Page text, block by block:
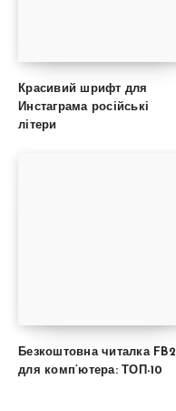
Красивий шрифт для
Инстаграма російські
літери
Безкоштовна читалка FB2
для комп’ютера: ТОП-10